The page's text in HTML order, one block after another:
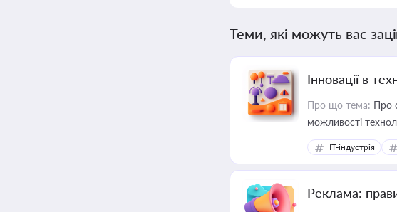
Теми, які можуть вас
Інновації в
Про що тема: Про
можливості
IT-індустрія
Реклама: